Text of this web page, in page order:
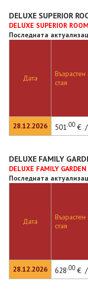
DELUXE SUPERIOR
DELUXE SUPERIOR
Последната
Дата
28.12.2026
стая
501.00€ /
DELUXE FAMILY
DELUXE FAMILY
Последната
Дата
28.12.2026
стая
628.00€ /